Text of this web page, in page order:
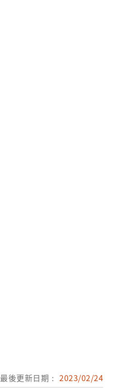
最後更新日期： 2023/02/24